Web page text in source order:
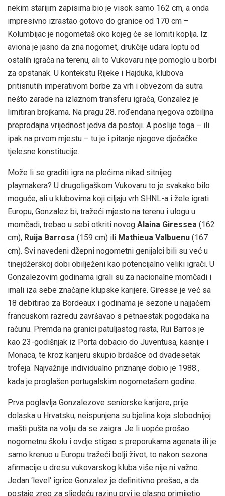
nekim starijim zapisima bio je visok samo 162 cm, a onda
impresivno izrastao gotovo do granice od 170 cm –
Kolumbijac je nogometaš oko kojeg će se lomiti koplja. Iz
aviona je jasno da zna nogomet, drukčije udara loptu od
ostalih igrača na terenu, ali to Vukovaru nije pomoglo u borbi
za opstanak. U kontekstu Rijeke i Hajduka, klubova
pritisnutih imperativom borbe za vrh i obvezom da sutra
nešto zarade na izlaznom transferu igrača, Gonzalez je
limitiran brojkama. Na pragu 28. rođendana njegova ozbiljna
preprodajna vrijednost jedva da postoji. A poslije toga – ili
ipak na prvom mjestu – tu je i pitanje njegove dječačke
tjelesne konstitucije.
Može li se graditi igra na plećima nikad sitnijeg
playmakera? U drugoligaškom Vukovaru to je svakako bilo
moguće, ali u klubovima koji ciljaju vrh SHNL-a i žele igrati
Europu, Gonzalez bi, tražeći mjesto na terenu i ulogu u
momčadi, trebao u sebi otkriti novog Alaina Giressea (162
cm), Ruija Barrosa (159 cm) ili Mathieua Valbuenu (167
cm). Svi navedeni džepni nogometni genijalci bili su već u
tinejdžerskoj dobi obilježeni kao potencijalno veliki igrači. U
Gonzalezovim godinama igrali su za nacionalne momčadi i
imali iza sebe značajne klupske karijere. Giresse je već sa
18 debitirao za Bordeaux i godinama je sezone u najjačem
francuskom razredu završavao s petnaestak pogodaka na
računu. Premda na granici patuljastog rasta, Rui Barros je
kao 23-godišnjak iz Porta dobacio do Juventusa, kasnije i
Monaca, te kroz karijeru skupio brdašce od dvadesetak
trofeja. Najvažnije individualno priznanje dobio je 1988.,
kada je proglašen portugalskim nogometašem godine.
Prva poglavlja Gonzalezove seniorske karijere, prije
dolaska u Hrvatsku, neispunjena su bjelina koja slobodnijoj
mašti pušta na volju da se zaigra. Je li uopće prošao
nogometnu školu i ovdje stigao s preporukama agenata ili je
samo krenuo u Europu tražeći bolji život, to nakon sezona
afirmacije u dresu vukovarskog kluba više nije ni važno.
Jedan ‘level‘ igrice Gonzalez je definitivno prešao, a da
postaje zreo za sljedeću razinu prvi je glasno primijetio